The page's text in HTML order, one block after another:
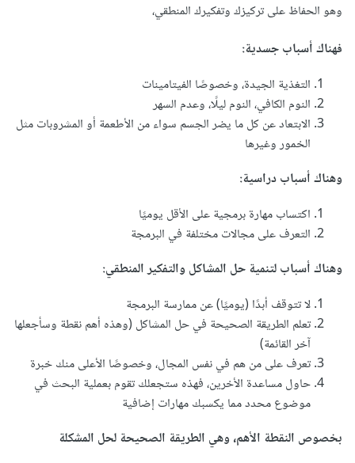
وهو الحفاظ على تركيزك وتفكيرك المنطقي،
فهناك أسباب جسدية:
التغذية الجيدة، وخصوصًا الفيتامينات
النوم الكافي، النوم ليلًا، وعدم السهر
الابتعاد عن كل ما يضر الجسم سواء من الأطعمة أو المشروبات مثل
الخمور وغيرها
وهناك أسباب دراسية:
اكتساب مهارة برمجية على الأقل يوميًا
التعرف على مجالات مختلفة في البرمجة
وهناك أسباب لتنمية حل المشاكل والتفكير المنطقي:
لا تتوقف أبدًا (يوميًا) عن ممارسة البرمجة
تعلم الطريقة الصحيحة في حل المشاكل (وهذه أهم نقطة وسأجعلها
آخر القائمة)
تعرف على من هم في نفس المجال، وخصوصًا الأعلى منك خبرة
حاول مساعدة الأخرين، فهذه ستجعلك تقوم بعملية البحث في
موضوع محدد مما يكسبك مهارات إضافية
بخصوص النقطة الأهم، وهي الطريقة الصحيحة لحل المشكلة